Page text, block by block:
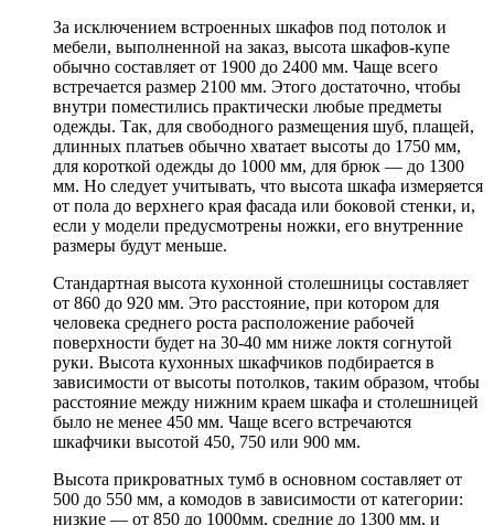
За исключением встроенных шкафов под потолок и
мебели, выполненной на заказ, высота шкафов-купе
обычно составляет от 1900 до 2400 мм. Чаще всего
встречается размер 2100 мм. Этого достаточно, чтобы
внутри поместились практически любые предметы
одежды. Так, для свободного размещения шуб, плащей,
длинных платьев обычно хватает высоты до 1750 мм,
для короткой одежды до 1000 мм, для брюк — до 1300
мм. Но следует учитывать, что высота шкафа измеряется
от пола до верхнего края фасада или боковой стенки, и,
если у модели предусмотрены ножки, его внутренние
размеры будут меньше.
Стандартная высота кухонной столешницы составляет
от 860 до 920 мм. Это расстояние, при котором для
человека среднего роста расположение рабочей
поверхности будет на 30-40 мм ниже локтя согнутой
руки. Высота кухонных шкафчиков подбирается в
зависимости от высоты потолков, таким образом, чтобы
расстояние между нижним краем шкафа и столешницей
было не менее 450 мм. Чаще всего встречаются
шкафчики высотой 450, 750 или 900 мм.
Высота прикроватных тумб в основном составляет от
500 до 550 мм, а комодов в зависимости от категории:
низкие — от 850 до 1000мм, средние до 1300 мм, и